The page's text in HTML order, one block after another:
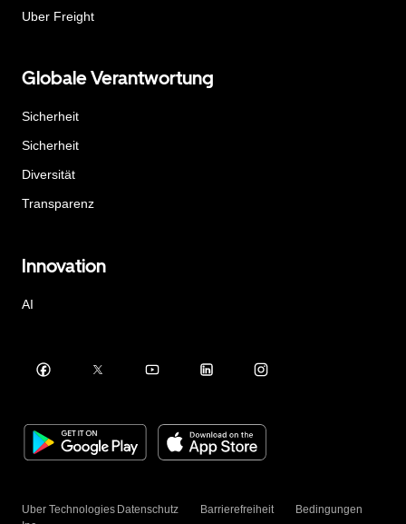
Uber Freight
Globale Verantwortung
Sicherheit
Sicherheit
Diversität
Transparenz
Innovation
AI
Uber Technologies Datenschutz Barrierefreiheit Bedingungen